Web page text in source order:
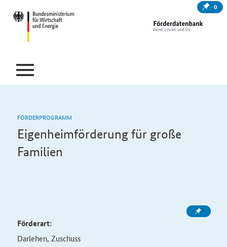
0
FÖRDERPROGRAMM
Eigenheimförderung für große
Familien
Förderart:
Darlehen, Zuschuss